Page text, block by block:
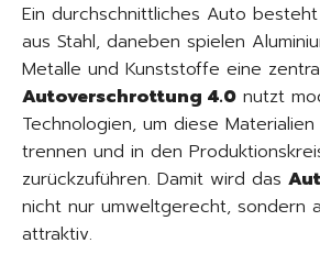
Ein durchschnittliches Auto
aus Stahl, daneben spielen
Metalle und Kunststoffe eine
Autoverschrottung 4.0 nutzt
Technologien, um diese
trennen und in den
zurückzuführen. Damit wird das
nicht nur umweltgerecht, sondern
attraktiv.